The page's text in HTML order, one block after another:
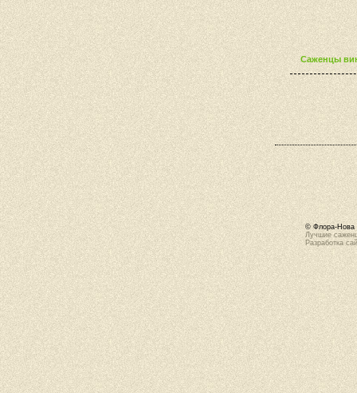
Саженцы
© Флора-Нова
Лучшие
Разработка